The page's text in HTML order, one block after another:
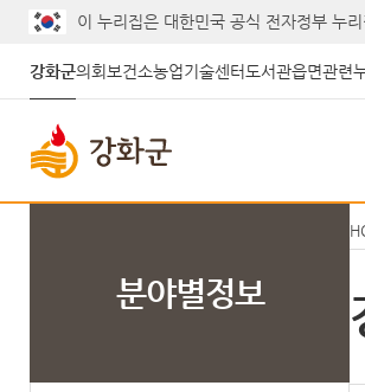
이 누리집은 대한민국 공식 전자정부 누리
강화군의회 보건소농업기술센터 도서관읍면관련
분야별정보
게시글의 제목, 작성자, 내용으로 검색하세요.